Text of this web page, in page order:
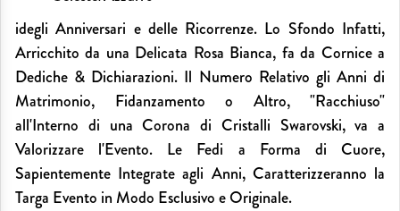
idegli Anniversari e delle Ricorrenze. Lo Sfondo Infatti,
Arricchito da una Delicata Rosa Bianca, fa da Cornice a
Dediche & Dichiarazioni. Il Numero Relativo gli Anni di
Matrimonio, Fidanzamento o Altro, "Racchiuso"
all'Interno di una Corona di Cristalli Swarovski, va a
Valorizzare l'Evento. Le Fedi a Forma di Cuore,
Sapientemente Integrate agli Anni, Caratterizzeranno la
Targa Evento in Modo Esclusivo e Originale.